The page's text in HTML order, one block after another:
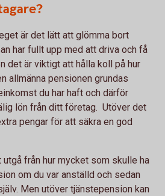
är det lätt att glömma bort
har fullt upp med att driva och få
det är viktigt att hålla koll på hur
allmänna pensionen grundas
du har haft och därför
lön från ditt företag. Utöver det
pengar för att säkra en god
från hur mycket som skulle ha
om du var anställd och sedan
Men utöver tjänstepension kan